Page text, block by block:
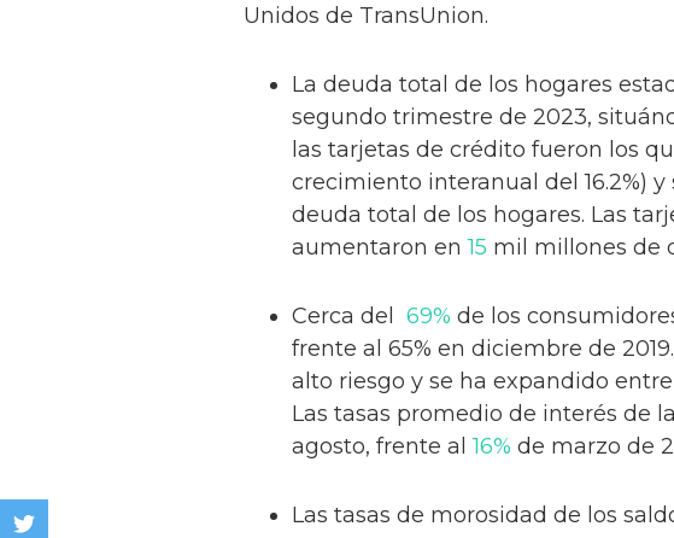
Unidos de TransUnion.
La deuda total de los hogares
segundo trimestre de 2023,
las tarjetas de crédito fueron los
crecimiento interanual del 16.2%)
deuda total de los hogares. Las
aumentaron en15 mil millones de
Cerca del 69% de los
frente al 65% en diciembre de
alto riesgo y se ha expandido
Las tasas promedio de interés de
agosto, frente al16% de marzo de
Las tasas de morosidad de los